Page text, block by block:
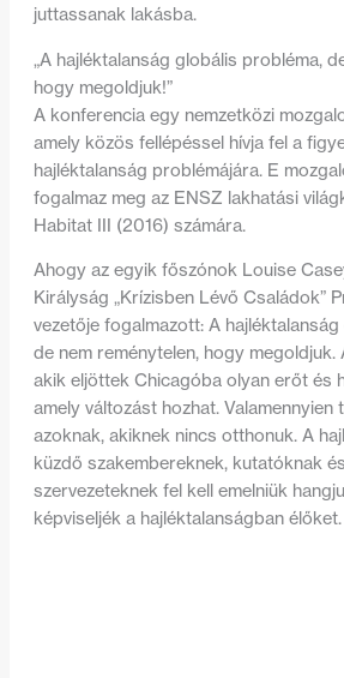
juttassanak lakásba.
„A hajléktalanság globális probléma,
hogy megoldjuk!”
A konferencia egy nemzetközi
amely közös fellépéssel hívja fel a
hajléktalanság problémájára. E
fogalmaz meg az ENSZ lakhatási
Habitat III (2016) számára.
Ahogy az egyik főszónok Louise
Királyság „Krízisben Lévő Családok”
vezetője fogalmazott: A
de nem reménytelen, hogy megoldjuk.
akik eljöttek Chicagóba olyan erőt és
amely változást hozhat. Valamennyien
azoknak, akiknek nincs otthonuk. A
küzdő szakembereknek, kutatóknak
szervezeteknek fel kell emelniük
képviseljék a hajléktalanságban élőket.